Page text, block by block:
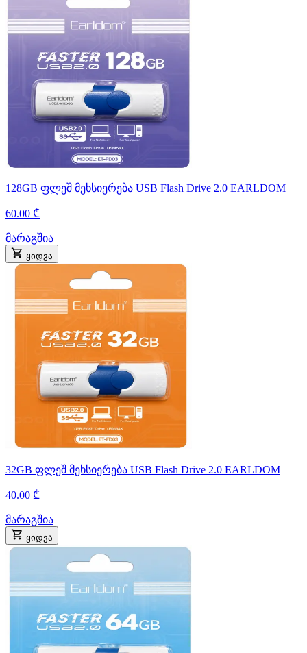
128GB ფლეშ მეხსიერება USB Flash Drive 2.0 EARLDOM
60.00 ₾
მარაგშია
ყიდვა
32GB ფლეშ მეხსიერება USB Flash Drive 2.0 EARLDOM
40.00 ₾
მარაგშია
ყიდვა